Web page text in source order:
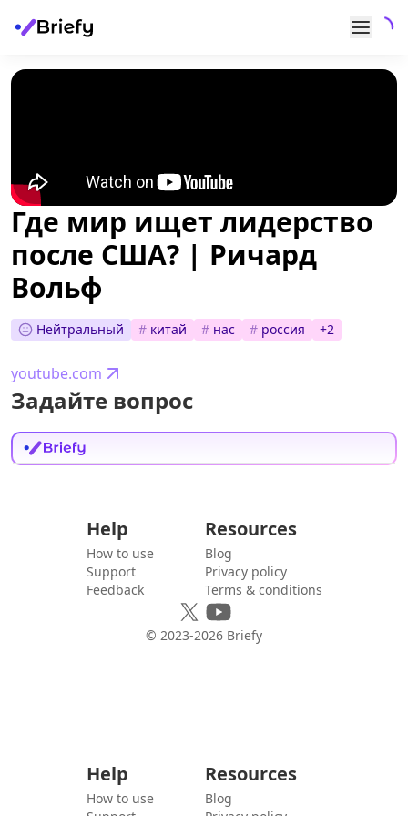
Где мир ищет лидерство
после США? | Ричард
Вольф
Нейтральный # китай # нас # россия +2
youtube.com
Задайте вопрос
Help
How to use
Support
Feedback
Resources
Blog
Privacy policy
Terms & conditions
© 2023-2026 Briefy
Help
How to use
Resources
Blog